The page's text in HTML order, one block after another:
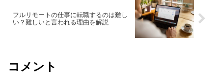
フルリモートの仕事に転職するのは難し
い？難しいと言われる理由を解説
コメント